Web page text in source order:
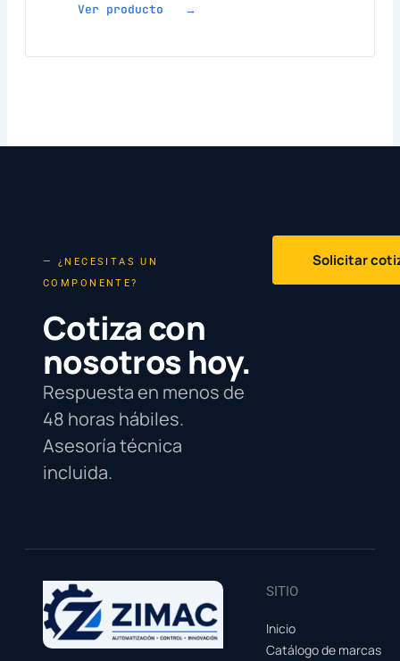
Ver producto →
— ¿NECESITAS UN
COMPONENTE?
Cotiza con
nosotros hoy.
Respuesta en menos de
48 horas hábiles.
Asesoría técnica
incluida.
Solicitar
SITIO
Inicio
Catálogo de marcas